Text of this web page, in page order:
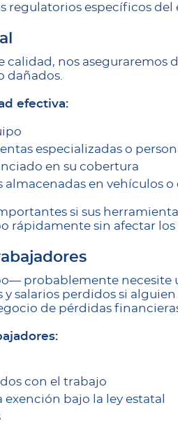
regulatorios específicos del
nos aseguraremos
dañados.
efectiva:
especializadas o
en su cobertura
en vehículos o
si sus
rápidamente sin afectar los
probablemente necesite
salarios perdidos si
de pérdidas
con el trabajo
bajo la ley estatal